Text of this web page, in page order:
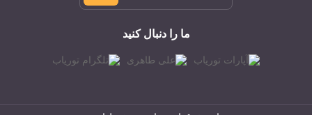
ما را دنبال کنید